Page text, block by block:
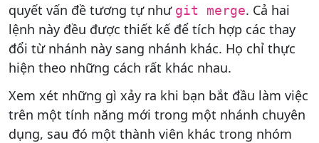
quyết vấn đề tương tự như git merge. Cả hai
lệnh này đều được thiết kế để tích hợp các thay
đổi từ nhánh này sang nhánh khác. Họ chỉ thực
hiện theo những cách rất khác nhau.
Xem xét những gì xảy ra khi bạn bắt đầu làm việc
trên một tính năng mới trong một nhánh chuyên
dụng, sau đó một thành viên khác trong nhóm